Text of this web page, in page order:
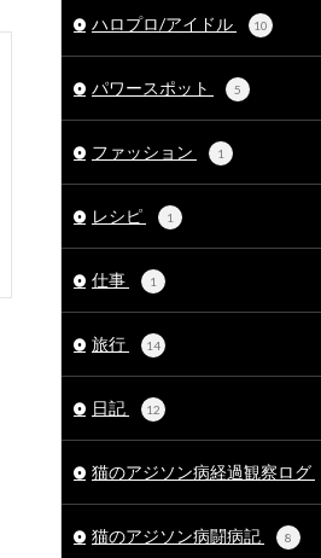
ハロプロ/アイドル 10
パワースポット 5
ファッション 1
レシピ 1
仕事 1
旅行 14
日記 12
猫のアジソン病経過観察ログ
猫のアジソン病闘病記 8